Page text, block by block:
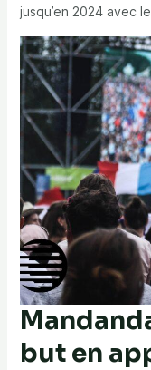
jusqu’en 2024 avec
but en